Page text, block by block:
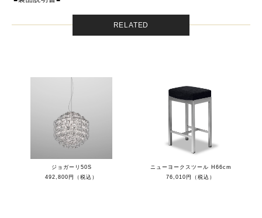
RELATED
ジョガーリ50S
492,800円（税込）
ニューヨークスツール H66cm
76,010円（税込）